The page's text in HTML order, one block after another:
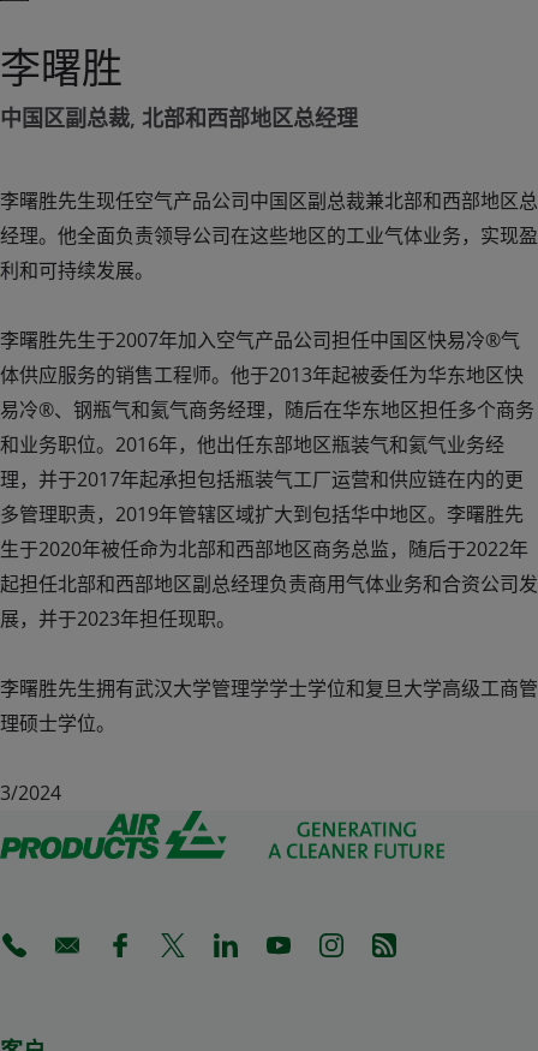
李曙胜
中国区副总裁, 北部和西部地区总经理
李曙胜先生现任空气产品公司中国区副总裁兼北部和西部地区总
经理。他全面负责领导公司在这些地区的工业气体业务，实现盈
利和可持续发展。
李曙胜先生于2007年加入空气产品公司担任中国区快易冷®气
体供应服务的销售工程师。他于2013年起被委任为华东地区快
易冷®、钢瓶气和氦气商务经理，随后在华东地区担任多个商务
和业务职位。2016年，他出任东部地区瓶装气和氦气业务经
理，并于2017年起承担包括瓶装气工厂运营和供应链在内的更
多管理职责，2019年管辖区域扩大到包括华中地区。李曙胜先
生于2020年被任命为北部和西部地区商务总监，随后于2022年
起担任北部和西部地区副总经理负责商用气体业务和合资公司发
展，并于2023年担任现职。
李曙胜先生拥有武汉大学管理学学士学位和复旦大学高级工商管
理硕士学位。
3/2024
(Opens in a new tab)
(Opens in a new tab)
(Opens in a new tab)
(Opens in a new tab)
(Opens in a new tab)
(Opens in a new tab)
(Opens in a new tab)
(Opens in a new